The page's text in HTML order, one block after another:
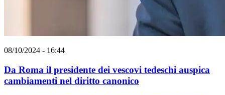
08/10/2024 - 16:44
Da Roma il presidente dei vescovi tedeschi auspica
cambiamenti nel diritto canonico